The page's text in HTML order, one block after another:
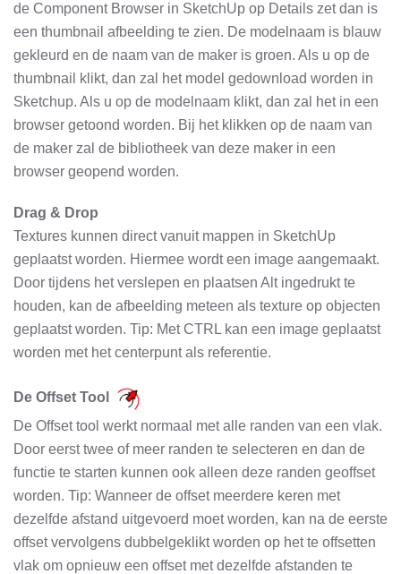
de Component Browser in SketchUp op Details zet dan is
een thumbnail afbeelding te zien. De modelnaam is blauw
gekleurd en de naam van de maker is groen. Als u op de
thumbnail klikt, dan zal het model gedownload worden in
Sketchup. Als u op de modelnaam klikt, dan zal het in een
browser getoond worden. Bij het klikken op de naam van
de maker zal de bibliotheek van deze maker in een
browser geopend worden.
Drag & Drop
Textures kunnen direct vanuit mappen in SketchUp
geplaatst worden. Hiermee wordt een image aangemaakt.
Door tijdens het verslepen en plaatsen Alt ingedrukt te
houden, kan de afbeelding meteen als texture op objecten
geplaatst worden. Tip: Met CTRL kan een image geplaatst
worden met het centerpunt als referentie.
De Offset Tool
De Offset tool werkt normaal met alle randen van een vlak.
Door eerst twee of meer randen te selecteren en dan de
functie te starten kunnen ook alleen deze randen geoffset
worden. Tip: Wanneer de offset meerdere keren met
dezelfde afstand uitgevoerd moet worden, kan na de eerste
offset vervolgens dubbelgeklikt worden op het te offsetten
vlak om opnieuw een offset met dezelfde afstanden te